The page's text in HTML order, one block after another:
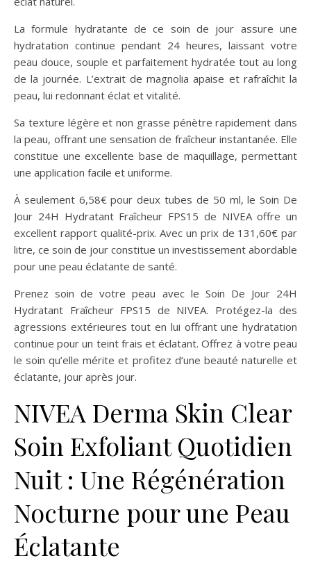
La formule hydratante de ce soin de jour assure une
hydratation continue pendant 24 heures, laissant votre
peau douce, souple et parfaitement hydratée tout au long
de la journée. L’extrait de magnolia apaise et rafraîchit la
peau, lui redonnant éclat et vitalité.
Sa texture légère et non grasse pénètre rapidement dans
la peau, offrant une sensation de fraîcheur instantanée. Elle
constitue une excellente base de maquillage, permettant
une application facile et uniforme.
À seulement 6,58€ pour deux tubes de 50 ml, le Soin De
Jour 24H Hydratant Fraîcheur FPS15 de NIVEA offre un
excellent rapport qualité-prix. Avec un prix de 131,60€ par
litre, ce soin de jour constitue un investissement abordable
pour une peau éclatante de santé.
Prenez soin de votre peau avec le Soin De Jour 24H
Hydratant Fraîcheur FPS15 de NIVEA. Protégez-la des
agressions extérieures tout en lui offrant une hydratation
continue pour un teint frais et éclatant. Offrez à votre peau
le soin qu’elle mérite et profitez d’une beauté naturelle et
éclatante, jour après jour.
NIVEA Derma Skin Clear
Soin Exfoliant Quotidien
Nuit : Une Régénération
Nocturne pour une Peau
Éclatante